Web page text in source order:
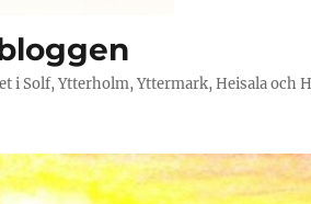
i Solf, Ytterholm, Yttermark, Heisala och